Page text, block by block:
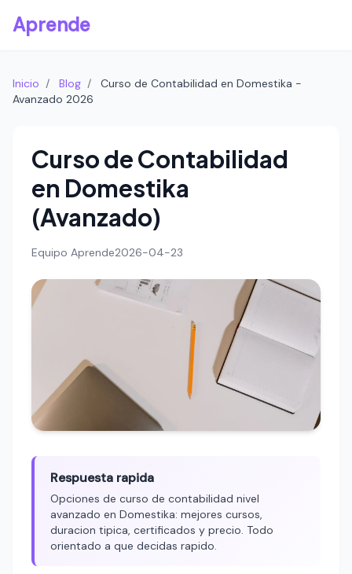
Aprende
Inicio / Blog /
Curso de Contabilidad en Domestika -
Avanzado 2026
Curso de Contabilidad
en Domestika
(Avanzado)
Equipo Aprende2026-04-23
Respuesta rapida
Opciones de curso de contabilidad nivel
avanzado en Domestika: mejores cursos,
duracion tipica, certificados y precio. Todo
orientado a que decidas rapido.